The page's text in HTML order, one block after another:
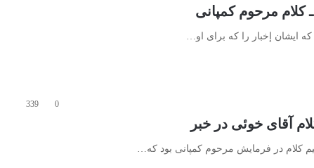
ایشان إخبار را که برای او…
0
339
کلام در فرمایش مرحوم کمپانی بود که…